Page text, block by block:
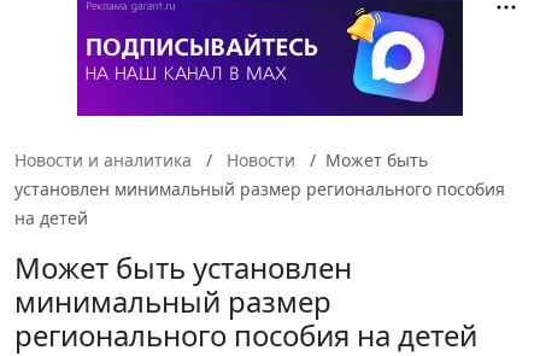
Новости и аналитика Новости
Может быть
установлен минимальный размер регионального пособия
на детей
Может быть установлен
минимальный размер
регионального пособия на детей